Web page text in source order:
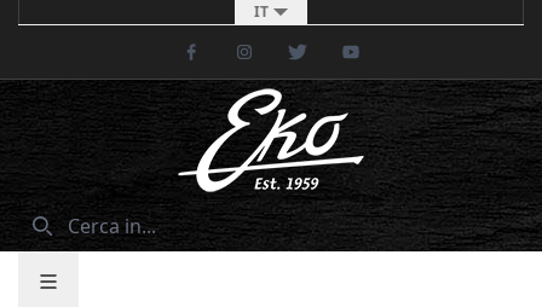
IT
FacebookInstagramTwitter